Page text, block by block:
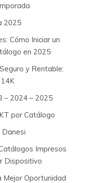
2025
Cómo Iniciar un
en 2025
y Rentable:
– 2024 – 2025
por Catálogo
Impresos
Dispositivo
Mejor Oportunidad